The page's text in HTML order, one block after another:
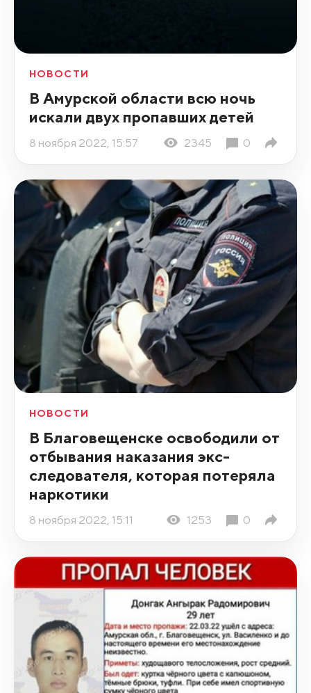
НОВОСТИ
В Амурской области всю ночь
искали двух пропавших детей
8 ноября 2022, 15:57 2345 0
НОВОСТИ
В Благовещенске освободили от
отбывания наказания экс-
следователя, которая потеряла
наркотики
8 ноября 2022, 15:11 1253 0